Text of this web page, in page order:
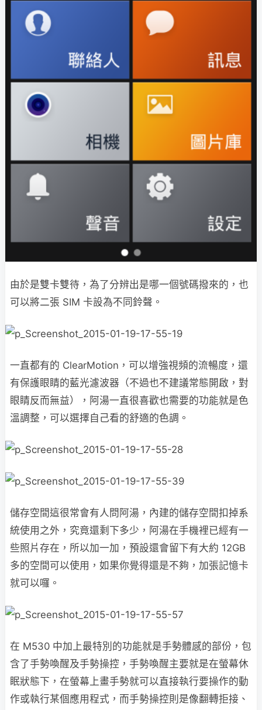
由於是雙卡雙待，為了分辨出是哪一個號碼撥來的，也
可以將二張 SIM 卡設為不同鈴聲。
一直都有的 ClearMotion，可以增強視頻的流暢度，還
有保護眼睛的藍光濾波器（不過也不建議常態開啟，對
眼睛反而無益），阿湯一直很喜歡也需要的功能就是色
溫調整，可以選擇自己看的舒適的色調。
儲存空間這很常會有人問阿湯，內建的儲存空間扣掉系
統使用之外，究竟還剩下多少，阿湯在手機裡已經有一
些照片存在，所以加一加，預設還會留下有大約 12GB
多的空間可以使用，如果你覺得還是不夠，加張記憶卡
就可以囉。
在 M530 中加上最特別的功能就是手勢體感的部份，包
含了手勢喚醒及手勢操控，手勢喚醒主要就是在螢幕休
眠狀態下，在螢幕上畫手勢就可以直接執行要操作的動
作或執行某個應用程式，而手勢操控則是像翻轉拒接、